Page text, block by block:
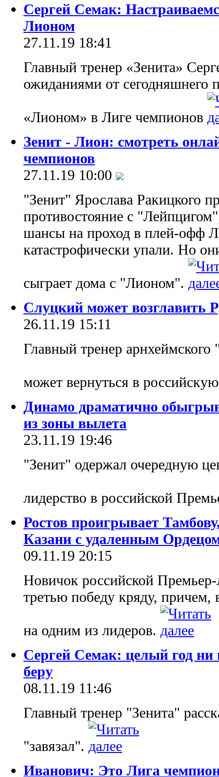
Сергей Семак:
Лионом
27.11.19 18:41
Главный тренер «Зенита»
ожиданиями от сегодняшнего
«Лионом» в Лиге чемпионов
Зенит - Лион: смотреть
чемпионов
27.11.19 10:00
"Зенит" Ярослава Ракицкого
противостояние с
шансы на проход в плей-офф
катастрофически упали. Но
сыграет дома с "Лионом".
Слуцкий может возглавить
26.11.19 15:11
Главный тренер
может вернуться в
Динамо драматично
из зоны вылета
23.11.19 19:46
"Зенит" одержал очередную
лидерство в российской
Ростов проигрывает
Казани с удаленным
09.11.19 20:15
Новичок российской
третью победу кряду,
на одним из лидеров.
Сергей Семак: целый год ни
беру
08.11.19 11:46
Главный тренер "Зенита"
"завязал".
Иванович: Это Лига